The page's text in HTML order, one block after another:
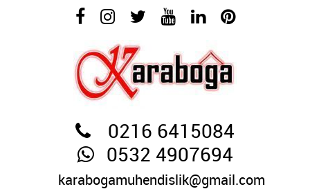
0216 6415084
0532 4907694
karabogamuhendislik@gmail.com